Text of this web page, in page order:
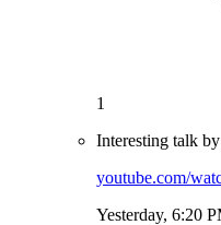
1
Interesting talk
youtube.com/
Yesterday, 6:20